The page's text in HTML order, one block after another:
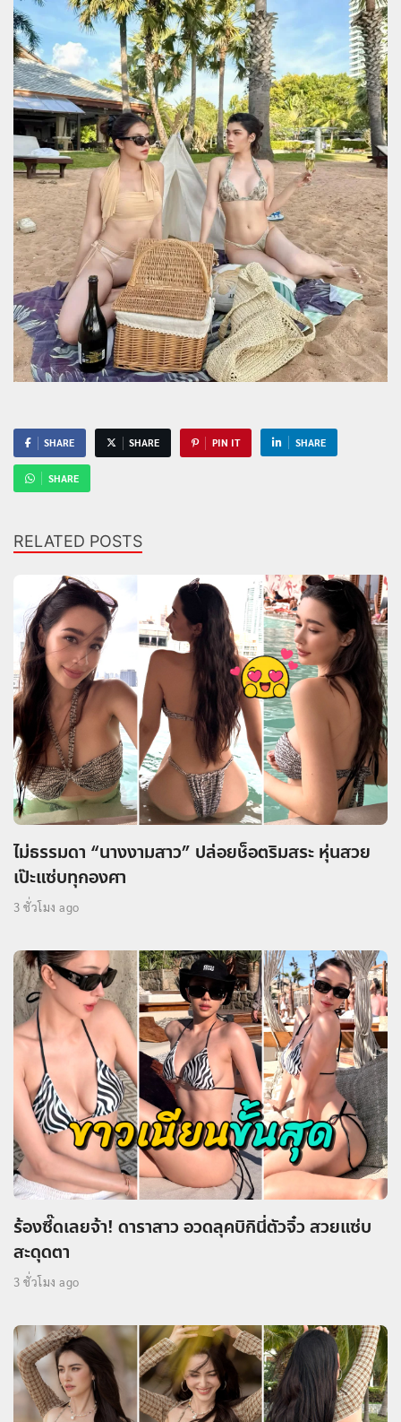
SHARE SHARE PIN IT SHARE
SHARE
RELATED POSTS
ไม่ธรรมดา “นางงามสาว” ปล่อยช็อตริมสระ หุ่นสวย
เป๊ะแซ่บทุกองศา
3 ชั่วโมง ago
ร้องซี๊ดเลยจ้า! ดาราสาว อวดลุคบิกินี่ตัวจิ๋ว สวยแซ่บ
สะดุดตา
3 ชั่วโมง ago